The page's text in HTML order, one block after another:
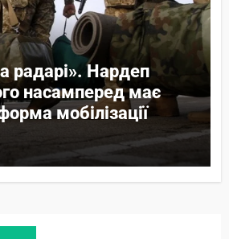
радарі». Нардеп
насамперед має
мобілізації